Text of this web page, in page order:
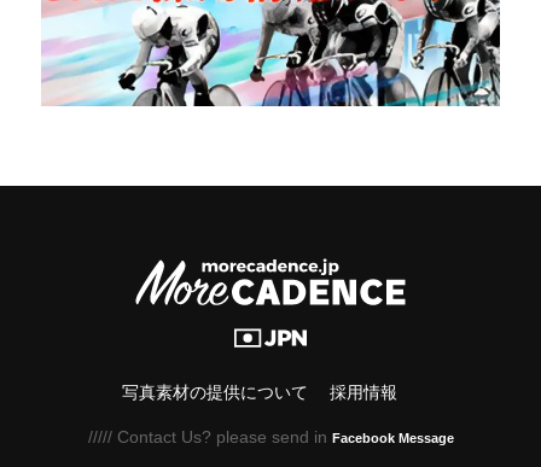
写真素材の提供について 採用情報
///// Contact Us? please send in Facebook Message